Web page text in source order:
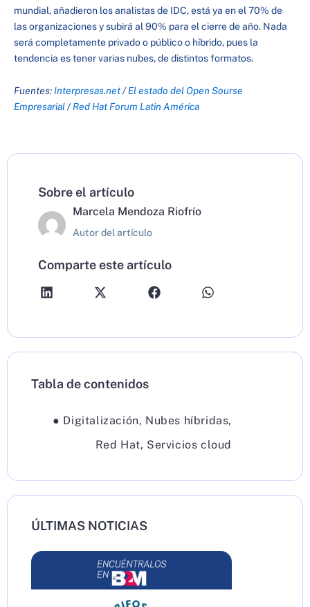
mundial, añadieron los analistas de IDC, está ya en el 70% de
las organizaciones y subirá al 90% para el cierre de año. Nada
será completamente privado o público o híbrido, pues la
tendencia es tener varias nubes, de distintos formatos.
Fuentes:Interpresas.net/El estado del Open Sourse
Empresarial/Red Hat Forum Latin América
Sobre el artículo
Marcela Mendoza Riofrío
Autor del artículo
Comparte este artículo
Tabla de contenidos
● Digitalización, Nubes híbridas,
Red Hat, Servicios cloud
ÚLTIMAS NOTICIAS